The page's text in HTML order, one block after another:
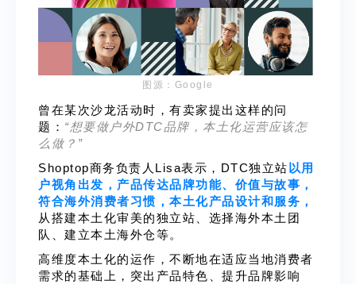
图源：Google
曾在某次沙龙活动时，有卖家提出这样的问
题： “想要做户外DTC品牌，本土化运营应该怎
么做？”
Shoptop商务负责人Lisa表示，DTC独立站以用
户视角出发，产品传达品牌功能、价值与故事，
符合海外消费者习惯， 本土化产品设计和服务，
从搭建本土化审美的独立站、选择海外本土团
队、建立本土海外仓等。
高维度本土化的运作，不断地在适应当地消费者
需求的基础上，突出产品特色、提升品牌影响